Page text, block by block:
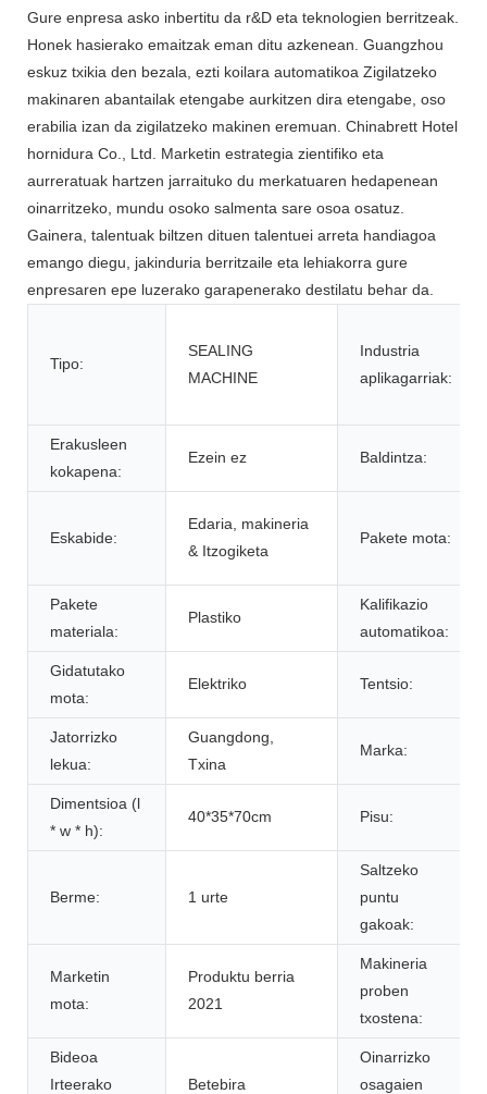
Gure enpresa asko inbertitu da r&D eta teknologien berritzeak.
Honek hasierako emaitzak eman ditu azkenean. Guangzhou
eskuz txikia den bezala, ezti koilara automatikoa Zigilatzeko
makinaren abantailak etengabe aurkitzen dira etengabe, oso
erabilia izan da zigilatzeko makinen eremuan. Chinabrett Hotel
hornidura Co., Ltd. Marketin estrategia zientifiko eta
aurreratuak hartzen jarraituko du merkatuaren hedapenean
oinarritzeko, mundu osoko salmenta sare osoa osatuz.
Gainera, talentuak biltzen dituen talentuei arreta handiagoa
emango diegu, jakinduria berritzaile eta lehiakorra gure
enpresaren epe luzerako garapenerako destilatu behar da.
Tipo:
SEALING
MACHINE
Industria
aplikagarriak:
Erakusleen
kokapena:
Ezein ez Baldintza:
Eskabide:
Edaria, makineria
& Itzogiketa
Pakete mota:
Pakete
materiala:
Plastiko
Kalifikazio
automatikoa:
Gidatutako
mota:
Elektriko Tentsio:
Jatorrizko
lekua:
Guangdong,
Txina
Marka:
Dimentsioa (l
* w * h):
40*35*70cm Pisu:
Berme: 1 urte
Saltzeko
puntu
gakoak:
Marketin
mota:
Produktu berria
2021
Makineria
proben
txostena:
Bideoa
Irteerako
Betebira
Oinarrizko
osagaien